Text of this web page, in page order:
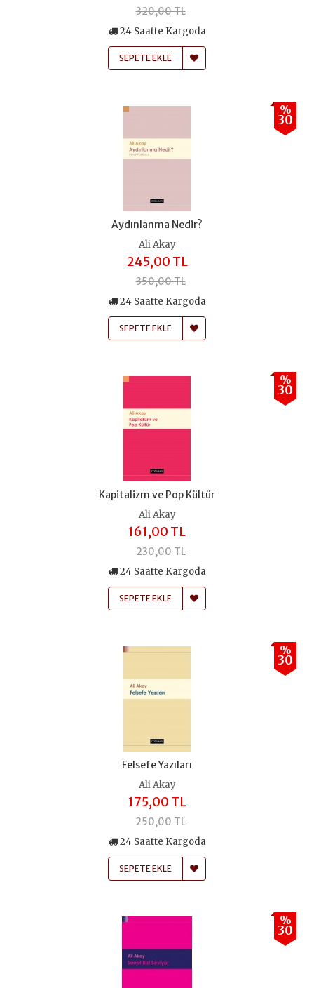
320,00 TL
24 Saatte Kargoda
SEPETE EKLE
%
30
Aydınlanma Nedir?
Ali Akay
245,00 TL
350,00 TL
24 Saatte Kargoda
SEPETE EKLE
%
30
Kapitalizm ve Pop Kültür
Ali Akay
161,00 TL
230,00 TL
24 Saatte Kargoda
SEPETE EKLE
%
30
Felsefe Yazıları
Ali Akay
175,00 TL
250,00 TL
24 Saatte Kargoda
SEPETE EKLE
%
30